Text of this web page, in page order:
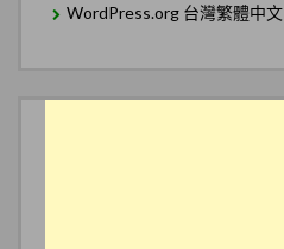
WordPress.org 台灣繁體中文